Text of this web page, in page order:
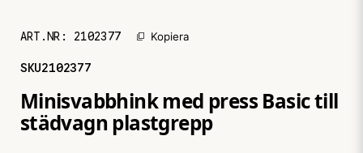
ART.NR: 2102377 Kopiera
SKU2102377
Minisvabbhink med press Basic till
städvagn plastgrepp